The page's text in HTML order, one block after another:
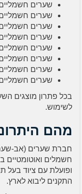
שערים
שערים
שערים חשמליים
שערים
שערים
שערים
שערים חשמליים
שערים חשמליים
בכל פתרון מוצגים
לשימוש.
מהם
חברת שערים (אב-
חשמלים ואוטומטיים
ופועלת עם ציוד בעל
התקנים ליבוא לארץ.